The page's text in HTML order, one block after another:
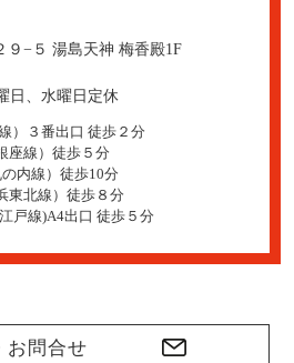
９−５ 湯島天神 梅香殿1F
日、水曜日定休
）３番出口 徒歩２分
座線）徒歩５分
内線）徒歩10分
東北線）徒歩８分
戸線)A4出口 徒歩５分
お問合せ